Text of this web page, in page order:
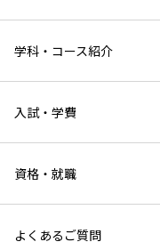
学科・コース紹介
入試・学費
資格・就職
よくあるご質問